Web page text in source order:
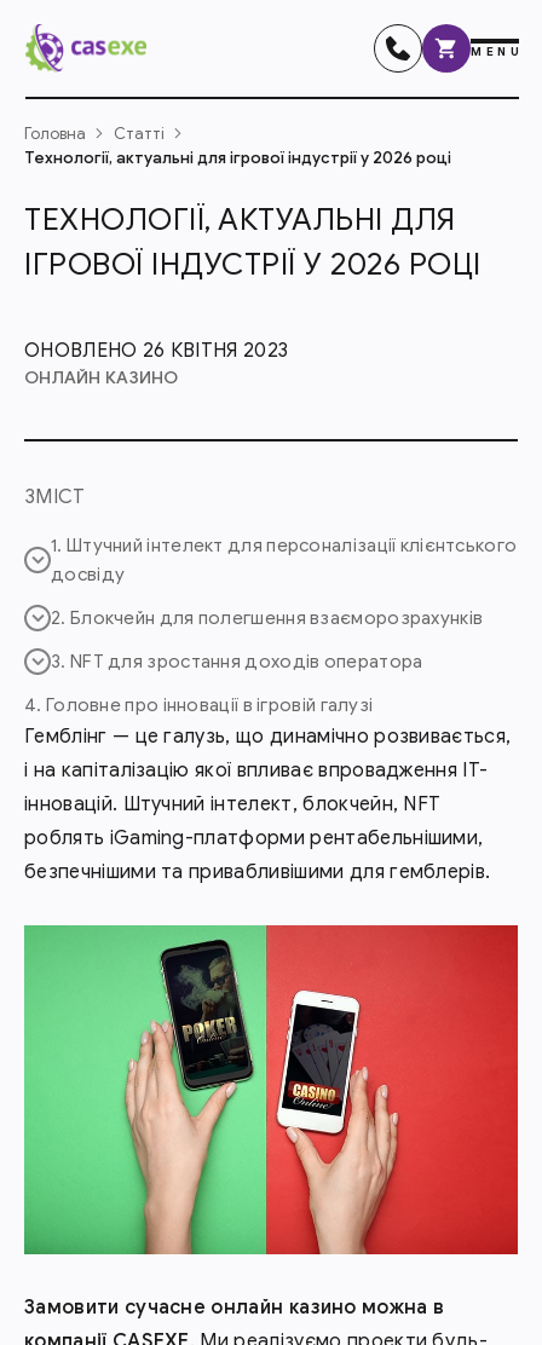
MENU
Головна
Статті
Технології, актуальні для ігрової індустрії у 2026 році
ТЕХНОЛОГІЇ, АКТУАЛЬНІ ДЛЯ
ІГРОВОЇ ІНДУСТРІЇ У 2026 РОЦІ
ОНОВЛЕНО 26 КВІТНЯ 2023
ОНЛАЙН КАЗИНО
Гемблінг — це галузь, що динамічно розвивається,
і на капіталізацію якої впливає впровадження ІТ-
інновацій. Штучний інтелект, блокчейн, NFT
роблять iGaming-платформи рентабельнішими,
безпечнішими та привабливішими для гемблерів.
Замовити сучасне онлайн казино можна в
ЗМІСТ
1. Штучний інтелект для персоналізації клієнтського
досвіду
2. Блокчейн для полегшення взаєморозрахунків
3. NFT для зростання доходів оператора
4. Головне про інновації в ігровій галузі